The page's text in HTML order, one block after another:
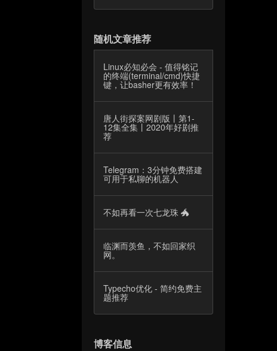
随机文章推荐
Linux必知必会 - 值得铭记
的终端(terminal/cmd)快捷
键，让basher更有效率！
唐人街探案网剧版丨第1-
12集全集丨2020年好剧推
荐
Telegram：3分钟免费搭建
可用于私聊的机器人
不如再看一次七龙珠 🐲
临渊而羡鱼，不如回家织
网。
Typecho优化 - 简约免费主
题推荐
博客信息